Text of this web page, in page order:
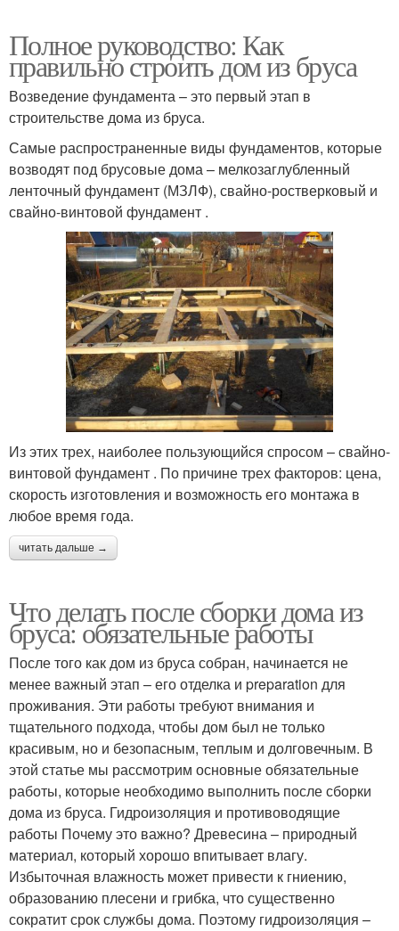
Полное руководство: Как
правильно строить дом из бруса
Возведение фундамента – это первый этап в
строительстве дома из бруса.
Самые распространенные виды фундаментов, которые
возводят под брусовые дома – мелкозаглубленный
ленточный фундамент (МЗЛФ), свайно-ростверковый и
свайно-винтовой фундамент .
Из этих трех, наиболее пользующийся спросом – свайно-
винтовой фундамент . По причине трех факторов: цена,
скорость изготовления и возможность его монтажа в
любое время года.
читать дальше →
Что делать после сборки дома из
бруса: обязательные работы
После того как дом из бруса собран, начинается не
менее важный этап – его отделка и preparation для
проживания. Эти работы требуют внимания и
тщательного подхода, чтобы дом был не только
красивым, но и безопасным, теплым и долговечным. В
этой статье мы рассмотрим основные обязательные
работы, которые необходимо выполнить после сборки
дома из бруса. Гидроизоляция и противоводящие
работы Почему это важно? Древесина – природный
материал, который хорошо впитывает влагу.
Избыточная влажность может привести к гниению,
образованию плесени и грибка, что существенно
сократит срок службы дома. Поэтому гидроизоляция –